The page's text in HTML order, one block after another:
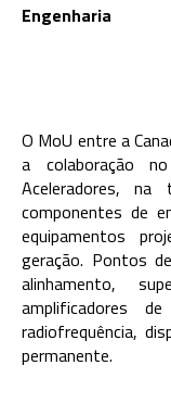
Engenharia
O MoU entre a
a colaboração
Aceleradores,
componentes de
equipamentos
geração. Pontos
alinhamento,
amplificadores
radiofrequência,
permanente.